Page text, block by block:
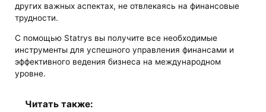
других важных аспектах, не отвлекаясь на финансовые
трудности.
С помощью Statrys вы получите все необходимые
инструменты для успешного управления финансами и
эффективного ведения бизнеса на международном
уровне.
Читать также: